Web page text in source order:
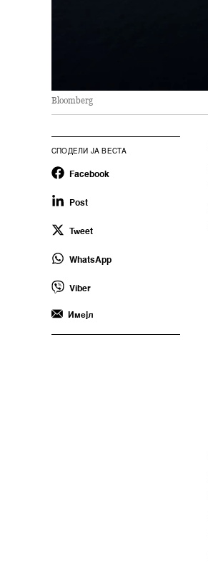
Bloomberg
СПОДЕЛИ ЈА ВЕСТА
Facebook
Post
Tweet
WhatsApp
Viber
Имејл